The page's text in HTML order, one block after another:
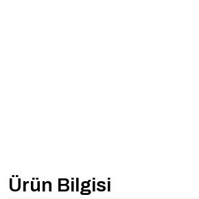
Ürün Bilgisi